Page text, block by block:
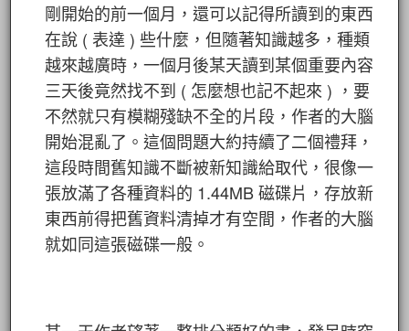
剛開始的前一個月，還可以記得所讀到的東西
在說 ( 表達 ) 些什麼，但隨著知識越多，種類
越來越廣時，一個月後某天讀到某個重要內容
三天後竟然找不到 ( 怎麼想也記不起來 ) ，要
不然就只有模糊殘缺不全的片段，作者的大腦
開始混亂了。這個問題大約持續了二個禮拜，
這段時間舊知識不斷被新知識給取代，很像一
張放滿了各種資料的 1.44MB 磁碟片，存放新
東西前得把舊資料清掉才有空間，作者的大腦
就如同這張磁碟一般。